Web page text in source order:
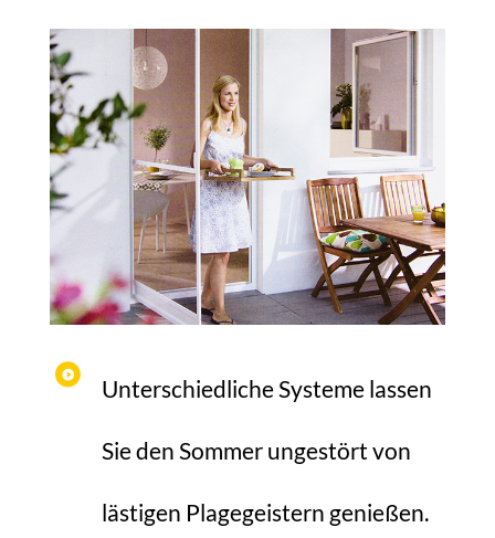
Unterschiedliche Systeme lassen
Sie den Sommer ungestört von
lästigen Plagegeistern genießen.